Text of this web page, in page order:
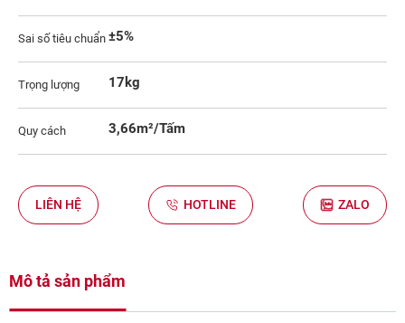
Sai số tiêu chuẩn ±5%
Trọng lượng 17kg
Quy cách 3,66m²/Tấm
LIÊN HỆ HOTLINE ZALO
Mô tả sản phẩm